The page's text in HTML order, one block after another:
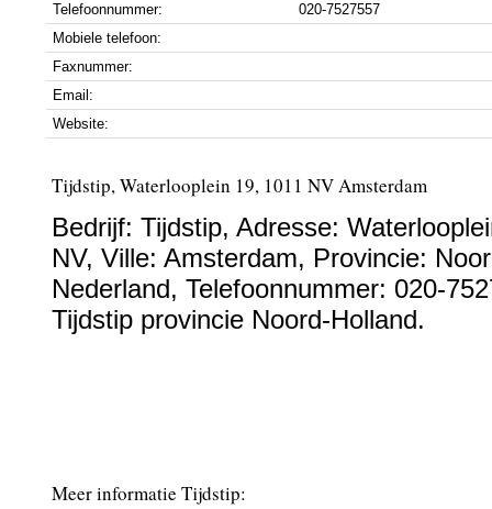
Telefoonnummer:
020-7527557
Mobiele telefoon:
Faxnummer:
Email:
Website:
Tijdstip, Waterlooplein 19, 1011 NV Amsterdam
Bedrijf: Tijdstip, Adresse:
NV, Ville: Amsterdam, Provincie:
Nederland, Telefoonnummer: 020-
Tijdstip provincie Noord-Holland.
Meer informatie Tijdstip: